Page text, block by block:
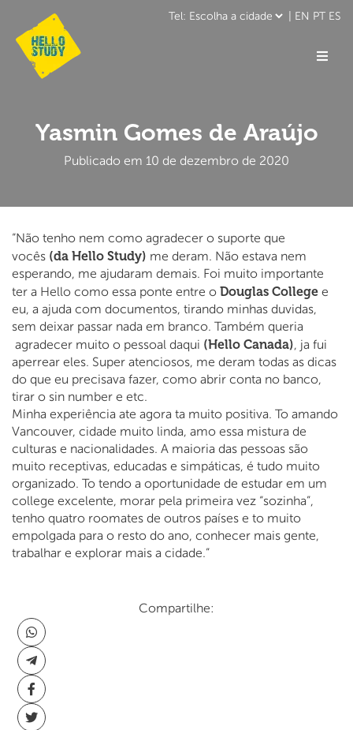
EN PT ES
Yasmin Gomes de Araújo
Publicado em 10 de dezembro de 2020
“Não tenho nem como agradecer o suporte que
vocês (da Hello Study) me deram. Não estava nem
esperando, me ajudaram demais. Foi muito importante
ter a Hello como essa ponte entre o Douglas College e
eu, a ajuda com documentos, tirando minhas duvidas,
sem deixar passar nada em branco. Também queria
agradecer muito o pessoal daqui (Hello Canada), ja fui
aperrear eles. Super atenciosos, me deram todas as dicas
do que eu precisava fazer, como abrir conta no banco,
tirar o sin number e etc.
Minha experiência ate agora ta muito positiva. To amando
Vancouver, cidade muito linda, amo essa mistura de
culturas e nacionalidades. A maioria das pessoas são
muito receptivas, educadas e simpáticas, é tudo muito
organizado. To tendo a oportunidade de estudar em um
college excelente, morar pela primeira vez “sozinha”,
tenho quatro roomates de outros países e to muito
empolgada para o resto do ano, conhecer mais gente,
trabalhar e explorar mais a cidade.”
Compartilhe: